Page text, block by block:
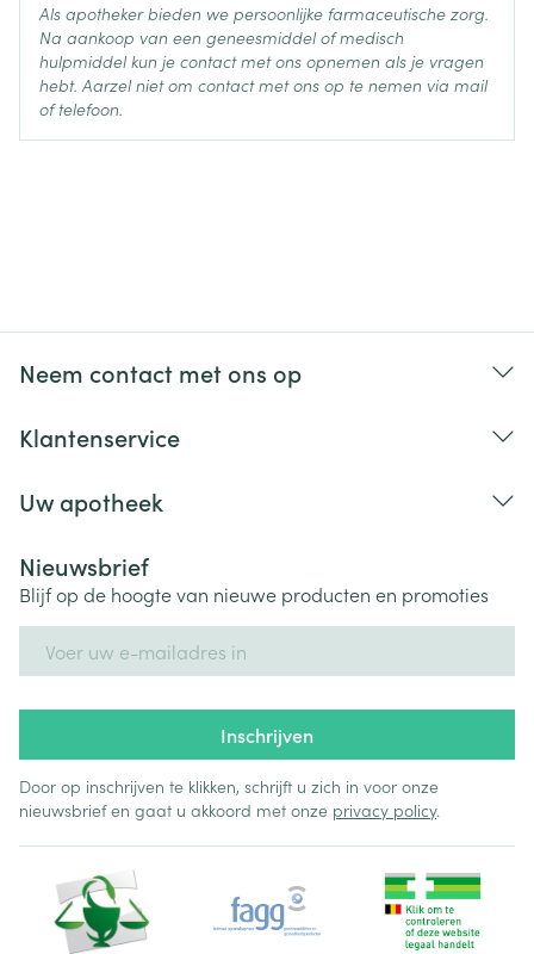
Als apotheker bieden we persoonlijke farmaceutische zorg.
Na aankoop van een geneesmiddel of medisch
hulpmiddel kun je contact met ons opnemen als je vragen
hebt. Aarzel niet om contact met ons op te nemen via mail
of telefoon.
Neem contact met ons op
Klantenservice
Uw apotheek
Nieuwsbrief
Blijf op de hoogte van nieuwe producten en promoties
Inschrijven
Door op inschrijven te klikken, schrijft u zich in voor onze
nieuwsbrief en gaat u akkoord met onze privacy policy.